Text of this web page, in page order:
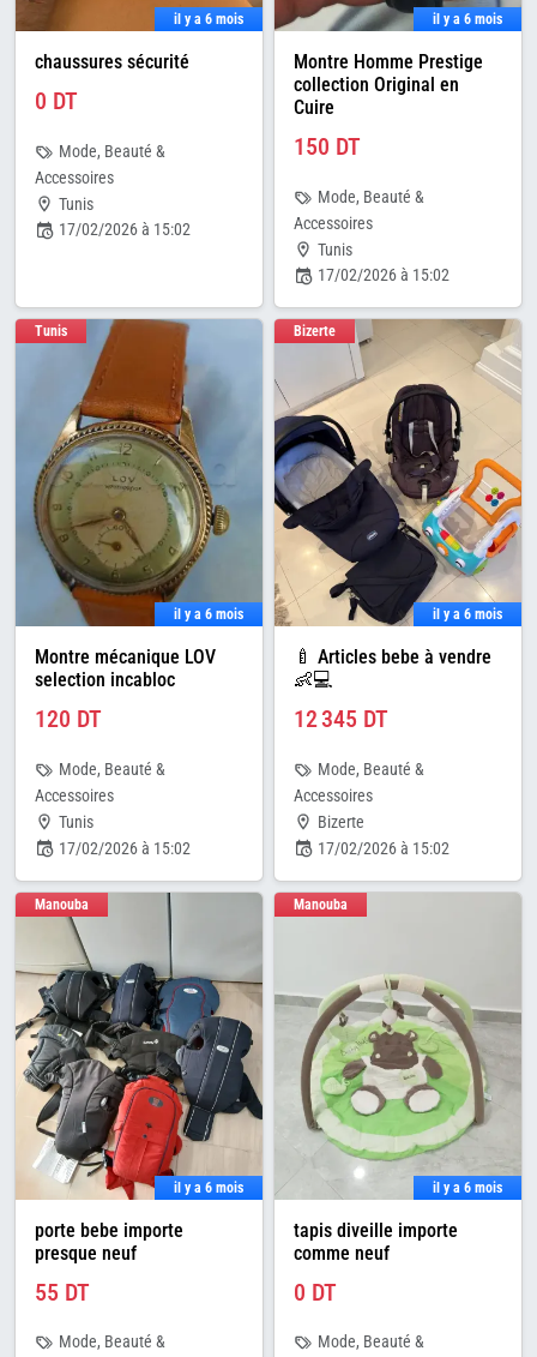
il y a 6 mois
chaussures sécurité
0 DT
Mode, Beauté &
Accessoires
Tunis
17/02/2026 à 15:02
il y a 6 mois
Montre Homme Prestige
collection Original en
Cuire
150 DT
Mode, Beauté &
Accessoires
Tunis
17/02/2026 à 15:02
Tunis
il y a 6 mois
Montre mécanique LOV
selection incabloc
120 DT
Mode, Beauté &
Accessoires
Tunis
17/02/2026 à 15:02
Bizerte
il y a 6 mois
🍼 Articles bebe à vendre
👶💻
12 345 DT
Mode, Beauté &
Accessoires
Bizerte
17/02/2026 à 15:02
Manouba
il y a 6 mois
porte bebe importe
presque neuf
55 DT
Mode, Beauté &
Manouba
il y a 6 mois
tapis diveille importe
comme neuf
0 DT
Mode, Beauté &